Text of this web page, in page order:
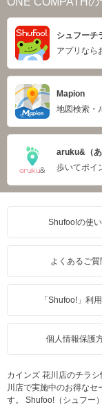
シュフーチ
アプリなら
Mapion
地図検索・
aruku&（あ
歩いてポイ
Shufoo!の使
よくあるご質
「Shufoo!」利
個人情報保護
カインズ 花川店のチラ
川店で実施中のお得なセ
す。 Shufoo!（シュフー